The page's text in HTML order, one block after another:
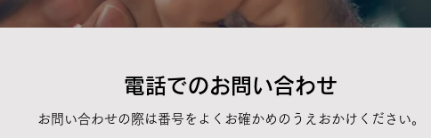
​電話でのお問い合わせ
お問い合わせの際は番号をよくお確かめのうえおかけください。